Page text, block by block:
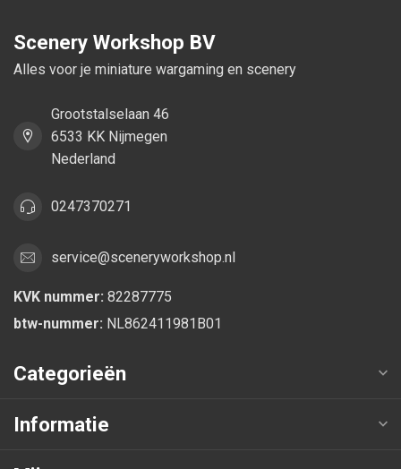
Scenery Workshop BV
Alles voor je miniature wargaming en scenery
Grootstalselaan 46
6533 KK Nijmegen
Nederland
0247370271
service@sceneryworkshop.nl
KVK nummer: 82287775
btw-nummer: NL862411981B01
Categorieën
Informatie